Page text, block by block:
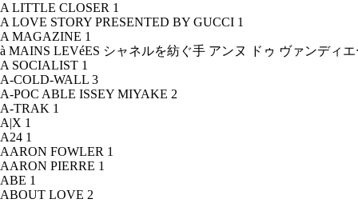
A LITTLE CLOSER 1
A LOVE STORY PRESENTED BY GUCCI 1
A MAGAZINE 1
à MAINS LEVéES シャネルを紡ぐ手 アンヌ ドゥ ヴァンディ
A SOCIALIST 1
A-COLD-WALL 3
A-POC ABLE ISSEY MIYAKE 2
A-TRAK 1
A|X 1
A24 1
AARON FOWLER 1
AARON PIERRE 1
ABE 1
ABOUT LOVE 2